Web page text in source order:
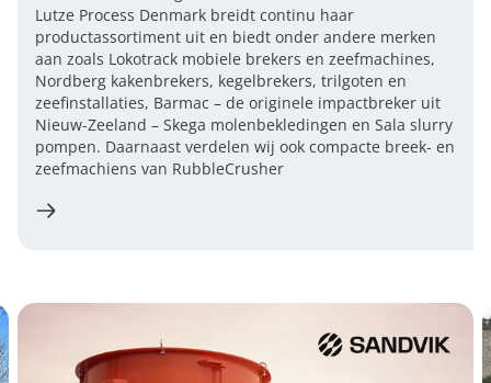
Lutze Process Denmark breidt continu haar
productassortiment uit en biedt onder andere merken
aan zoals Lokotrack mobiele brekers en zeefmachines,
Nordberg kakenbrekers, kegelbrekers, trilgoten en
zeefinstallaties, Barmac – de originele impactbreker uit
Nieuw-Zeeland – Skega molenbekledingen en Sala slurry
pompen. Daarnaast verdelen wij ook compacte breek- en
zeefmachiens van RubbleCrusher